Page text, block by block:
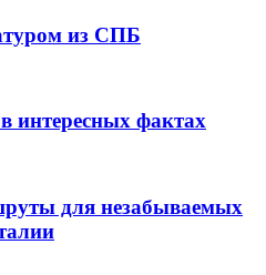
из СПБ
интересных фактах
для незабываемых